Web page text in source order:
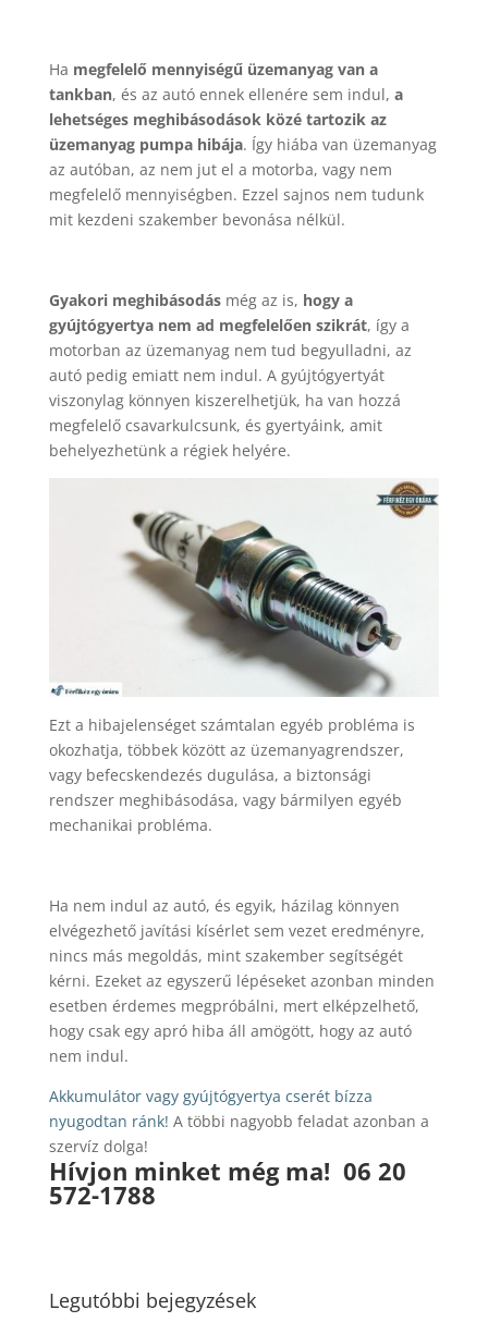
Ha megfelelő mennyiségű üzemanyag van a
tankban, és az autó ennek ellenére sem indul, a
lehetséges meghibásodások közé tartozik az
üzemanyag pumpa hibája. Így hiába van üzemanyag
az autóban, az nem jut el a motorba, vagy nem
megfelelő mennyiségben. Ezzel sajnos nem tudunk
mit kezdeni szakember bevonása nélkül.
Gyakori meghibásodásmég az is, hogy a
gyújtógyertya nem ad megfelelően szikrát, így a
motorban az üzemanyag nem tud begyulladni, az
autó pedig emiatt nem indul. A gyújtógyertyát
viszonylag könnyen kiszerelhetjük, ha van hozzá
megfelelő csavarkulcsunk, és gyertyáink, amit
behelyezhetünk a régiek helyére.
Ezt a hibajelenséget számtalan egyéb probléma is
okozhatja, többek között az üzemanyagrendszer,
vagy befecskendezés dugulása, a biztonsági
rendszer meghibásodása, vagy bármilyen egyéb
mechanikai probléma.
Ha nem indul az autó, és egyik, házilag könnyen
elvégezhető javítási kísérlet sem vezet eredményre,
nincs más megoldás, mint szakember segítségét
kérni. Ezeket az egyszerű lépéseket azonban minden
esetben érdemes megpróbálni, mert elképzelhető,
hogy csak egy apró hiba áll amögött, hogy az autó
nem indul.
Akkumulátor vagy gyújtógyertya cserét bízza
nyugodtan ránk! A többi nagyobb feladat azonban a
szervíz dolga!
Hívjon minket még ma! 06 20
572-1788
Legutóbbi bejegyzések